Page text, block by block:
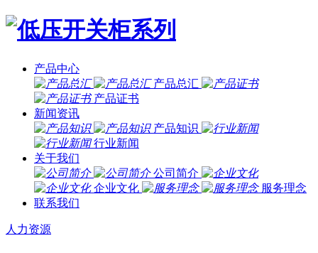
产品中心
产品总汇
产品证书
新闻资讯
产品知识
行业新闻
关于我们
公司简介
企业文化
服务理念
联系我们
人力资源